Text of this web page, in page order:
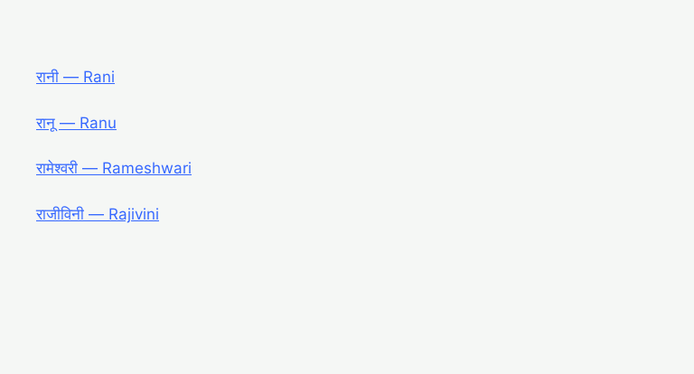
रानी ― Rani
रानू ― Ranu
रामेश्वरी ― Rameshwari
राजीविनी ― Rajivini